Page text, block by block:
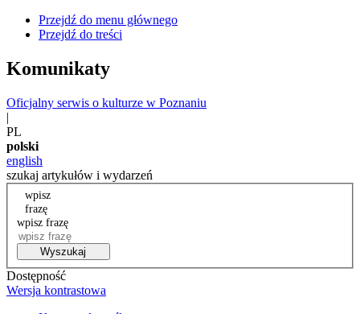
Przejdź do menu głównego
Przejdź do treści
Komunikaty
Oficjalny serwis o kulturze w Poznaniu
|
PL
polski
english
szukaj artykułów i wydarzeń
wpisz
frazę
wpisz frazę
Wyszukaj
Dostępność
Wersja kontrastowa